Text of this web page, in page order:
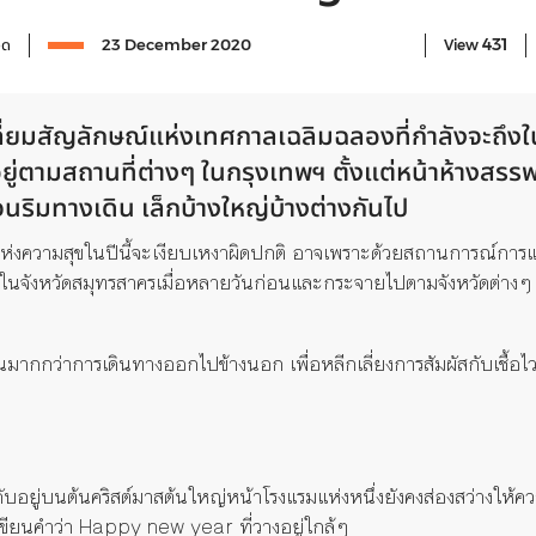
23 December 2020 View 431
ยมสัญลักษณ์แห่งเทศกาลเฉลิมฉลองที่กำลังจะถึงใ
ตามสถานที่ต่างๆ ในกรุงเทพฯ ตั้งแต่หน้าห้างสรร
ริมทางเดิน เล็กบ้างใหญ่บ้างต่างกันไป
ความสุขในปีนี้จะเงียบเหงาผิดปกติ อาจเพราะด้วยสถานการณ์การ
จังหวัดสมุทรสาครเมื่อหลายวันก่อนและกระจายไปตามจังหวัดต่าง
ากกว่าการเดินทางออกไปข้างนอก เพื่อหลีกเลี่ยงการสัมผัสกับเชื้อไ
อยู่บนต้นคริสต์มาสต้นใหญ่หน้าโรงแรมแห่งหนึ่งยังคงส่องสว่างให้ค
ยนคำว่า Happy new year ที่วางอยู่ใกล้ๆ